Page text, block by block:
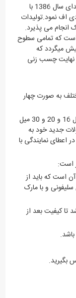
از ابتدای سال 1386 با
اف نمود.تولیدات
انجام می پذیرد.
است که تمامی سطوح
میگردد که
نهایت چسب زنی
به صورت چهار
اولین تولید کننده تخته شاسی 8 میل 16 و 20 و 30 میل
جدید خود به
اعطای نمایندگی با
است:
که باید از
نوع سلیفونی و با مارک
تا کیفیت بعد از
بگیرید.